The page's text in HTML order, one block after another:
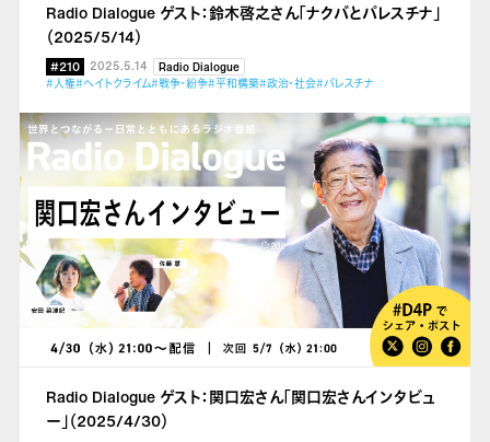
Radio Dialogue ゲスト：鈴木啓之さん「ナクバとパレスチナ」
（2025/5/14）
#210 2025.5.14
Radio Dialogue
#人権#ヘイトクライム#戦争・紛争#平和構築#政治・社会#パレスチナ
Radio Dialogue ゲスト：関口宏さん「関口宏さんインタビュ
ー」（2025/4/30）